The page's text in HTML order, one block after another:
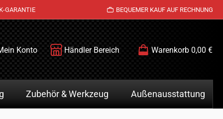
GARANTIE BEQUEMER KAUF AUF RECHNUNG
Konto Händler Bereich Warenkorb 0,00 €
Zubehör & Werkzeug Außenausstattung